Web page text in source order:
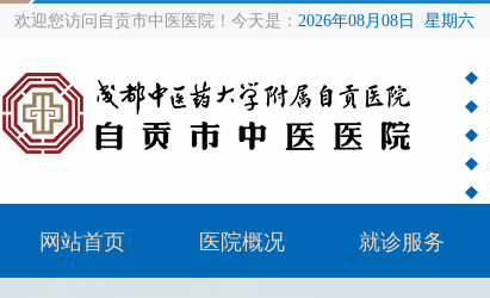
欢迎您访问自贡市中医医院！今天是： 2026年08月08日 星期六
网站首页 医院概况 就诊服务